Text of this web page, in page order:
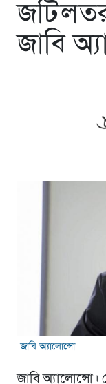
জাবি
জাবি অ্যালোন্সো
জাবি